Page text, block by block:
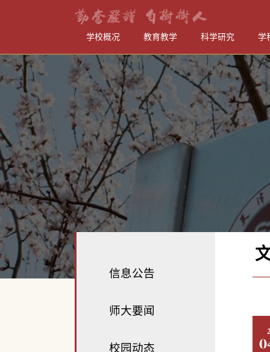
学校概况 教育教学 科学研究 学
信息公告
师大要闻
校园动态